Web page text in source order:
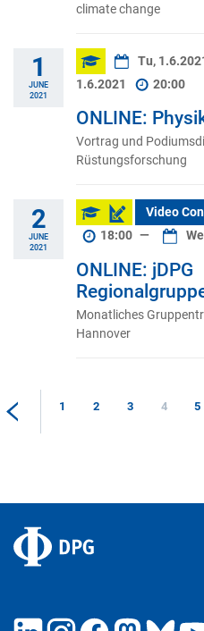
climate change
1
JUNE
2021
Tu,
1.6.2021
20:00
ONLINE:
Vortrag und
Rüstungsforschung
2
JUNE
2021
Video
18:00 —
ONLINE: jDPG
Monatliches
Hannover
1 2 3 4 5